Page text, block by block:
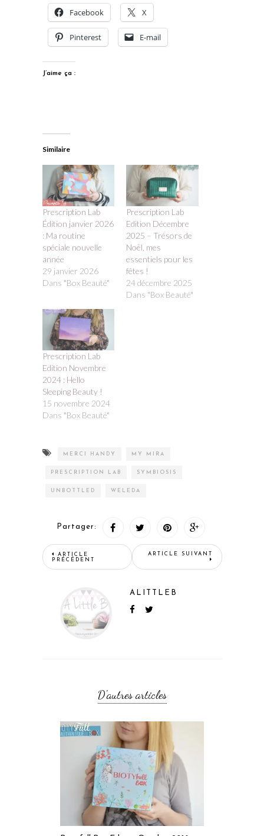
Facebook X
Pinterest E-mail
J’aime ça :
Similaire
Prescription Lab
Édition janvier 2026
: Ma routine
spéciale nouvelle
année
29 janvier 2026
Dans "Box Beauté"
Prescription Lab
Edition Décembre
2025 – Trésors de
Noël, mes
essentiels pour les
fêtes !
24 décembre 2025
Dans "Box Beauté"
Prescription Lab
Edition Novembre
2024 : Hello
Sleeping Beauty !
15 novembre 2024
Dans "Box Beauté"
MERCI HANDY MY MIRA
PRESCRIPTION LAB SYMBIOSIS
UNBOTTLED WELEDA
Partager:
ARTICLE
PRÉCÉDENT
ARTICLE SUIVANT
ALITTLEB
D'autres articles